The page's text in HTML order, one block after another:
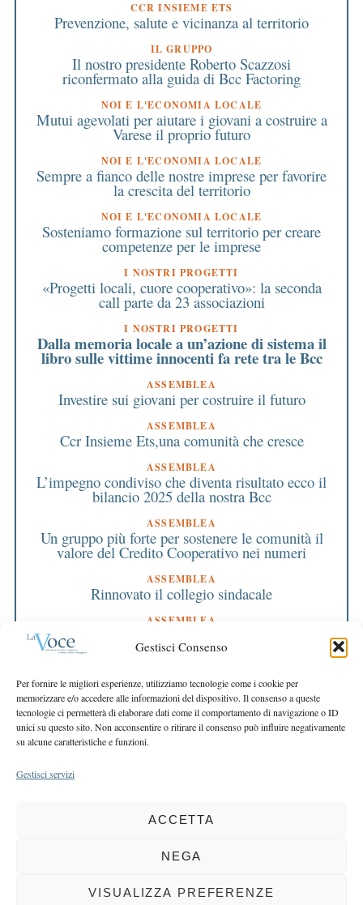
Gestisci Consenso
Per fornire le migliori esperienze, utilizziamo tecnologie come i cookie per
memorizzare e/o accedere alle informazioni del dispositivo. Il consenso a queste
tecnologie ci permetterà di elaborare dati come il comportamento di navigazione o ID
unici su questo sito. Non acconsentire o ritirare il consenso può influire negativamente
su alcune caratteristiche e funzioni.
Gestisci servizi
ACCETTA
NEGA
VISUALIZZA PREFERENZE
CCR INSIEME ETS
Prevenzione, salute e vicinanza al territorio
IL GRUPPO
Il nostro presidente Roberto Scazzosi
riconfermato alla guida di Bcc Factoring
NOI E L'ECONOMIA LOCALE
Mutui agevolati per aiutare i giovani a costruire a
Varese il proprio futuro
NOI E L'ECONOMIA LOCALE
Sempre a fianco delle nostre imprese per favorire
la crescita del territorio
NOI E L'ECONOMIA LOCALE
Sosteniamo formazione sul territorio per creare
competenze per le imprese
I NOSTRI PROGETTI
«Progetti locali, cuore cooperativo»: la seconda
call parte da 23 associazioni
I NOSTRI PROGETTI
Dalla memoria locale a un’azione di sistema il
libro sulle vittime innocenti fa rete tra le Bcc
ASSEMBLEA
Investire sui giovani per costruire il futuro
ASSEMBLEA
Ccr Insieme Ets,una comunità che cresce
ASSEMBLEA
L’impegno condiviso che diventa risultato ecco il
bilancio 2025 della nostra Bcc
ASSEMBLEA
Un gruppo più forte per sostenere le comunità il
valore del Credito Cooperativo nei numeri
ASSEMBLEA
Rinnovato il collegio sindacale
ASSEMBLEA
Bilancio approvato all’unanimità e 2 milioni
destinati al territorio
Crescere restando riconoscibili
EDITORIALE PRESIDENTE
Costruire futuro insieme
COPYRIGHT 2025 LA VOCE |PRIVACY
BCC DI BUSTO GAROLFO E BUGUGGIATE